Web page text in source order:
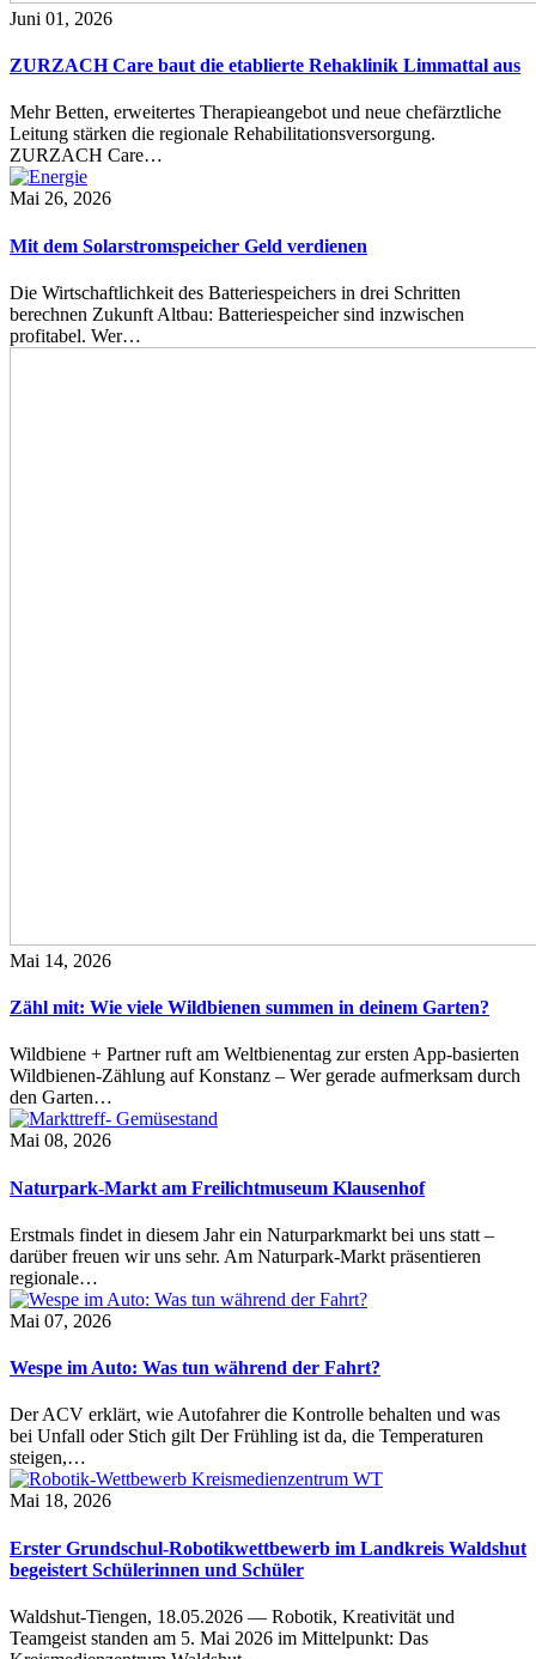
Juni 01, 2026
ZURZACH Care baut die etablierte Rehaklinik Limmattal aus
Mehr Betten, erweitertes Therapieangebot und neue chefärztliche
Leitung stärken die regionale Rehabilitationsversorgung.
ZURZACH Care…
Mai 26, 2026
Mit dem Solarstromspeicher Geld verdienen
Die Wirtschaftlichkeit des Batteriespeichers in drei Schritten
berechnen Zukunft Altbau: Batteriespeicher sind inzwischen
profitabel. Wer…
Mai 14, 2026
Zähl mit: Wie viele Wildbienen summen in deinem Garten?
Wildbiene + Partner ruft am Weltbienentag zur ersten App-basierten
Wildbienen-Zählung auf Konstanz – Wer gerade aufmerksam durch
den Garten…
Mai 08, 2026
Naturpark-Markt am Freilichtmuseum Klausenhof
Erstmals findet in diesem Jahr ein Naturparkmarkt bei uns statt –
darüber freuen wir uns sehr. Am Naturpark-Markt präsentieren
regionale…
Mai 07, 2026
Wespe im Auto: Was tun während der Fahrt?
Der ACV erklärt, wie Autofahrer die Kontrolle behalten und was
bei Unfall oder Stich gilt Der Frühling ist da, die Temperaturen
steigen,…
Mai 18, 2026
Erster Grundschul-Robotikwettbewerb im Landkreis Waldshut
begeistert Schülerinnen und Schüler
Waldshut-Tiengen, 18.05.2026 — Robotik, Kreativität und
Teamgeist standen am 5. Mai 2026 im Mittelpunkt: Das